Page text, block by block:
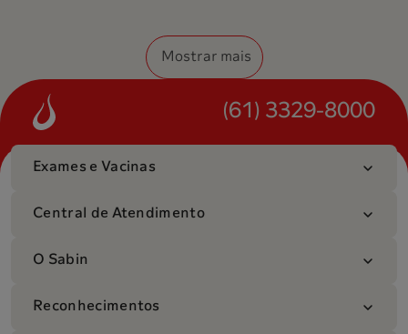
Mostrar mais
(61) 3329-8000
Exames e Vacinas
Central de Atendimento
O Sabin
Reconhecimentos